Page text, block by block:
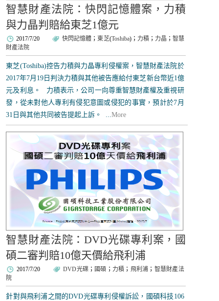
智慧財產法院：快閃記憶體案，力積
與力晶判賠給東芝1億元
2017/7/20 快閃記憶體 ； 東芝(Toshiba)； 力積； 力晶 ； 智慧
財產法院
東芝(Toshiba)控告力積與力晶專利侵權案，智慧財產法院於
2017年7月19日判決力積與其他被告應給付東芝新台幣近1億
元及利息。 力積表示，公司一向尊重智慧財產權及重視研
發，從未對他人專利有侵犯意圖或侵犯的事實，預計於7月
31日與其他共同被告提起上訴。 ...More
智慧財產法院：DVD光碟專利案，國
碩二審判賠10億天價給飛利浦
2017/7/20 DVD光碟 ； 國碩 ； 力積 ； 飛利浦 ； 智慧財產法
院
針對與飛利浦之間的DVD光碟專利侵權訴訟，國碩科技106